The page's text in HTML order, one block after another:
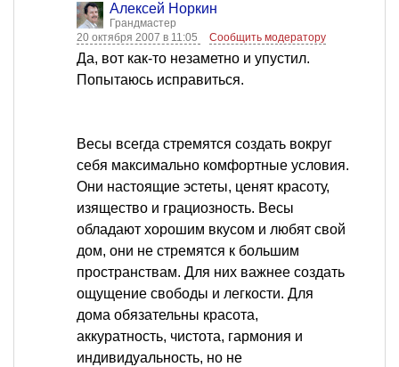
Алексей Норкин
Грандмастер
20 октября 2007 в 11:05
Сообщить модератору
Да, вот как-то незаметно и упустил.
Попытаюсь исправиться.
Весы всегда стремятся создать вокруг
себя максимально комфортные условия.
Они настоящие эстеты, ценят красоту,
изящество и грациозность. Весы
обладают хорошим вкусом и любят свой
дом, они не стремятся к большим
пространствам. Для них важнее создать
ощущение свободы и легкости. Для
дома обязательны красота,
аккуратность, чистота, гармония и
индивидуальность, но не